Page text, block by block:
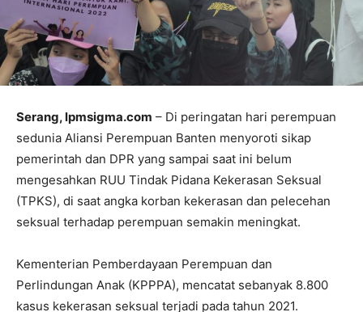
Serang, lpmsigma.com – Di peringatan hari perempuan
sedunia Aliansi Perempuan Banten menyoroti sikap
pemerintah dan DPR yang sampai saat ini belum
mengesahkan RUU Tindak Pidana Kekerasan Seksual
(TPKS), di saat angka korban kekerasan dan pelecehan
seksual terhadap perempuan semakin meningkat.
Kementerian Pemberdayaan Perempuan dan
Perlindungan Anak (KPPPA), mencatat sebanyak 8.800
kasus kekerasan seksual terjadi pada tahun 2021.